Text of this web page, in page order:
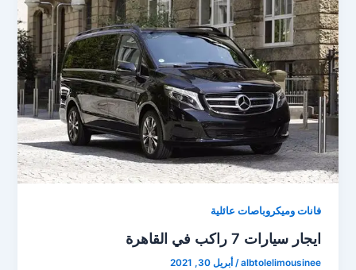
فانات وميكروباصات عائلية
ايجار سيارات 7 راكب في القاهرة
albtolelimousinee
/ أبريل 30, 2021